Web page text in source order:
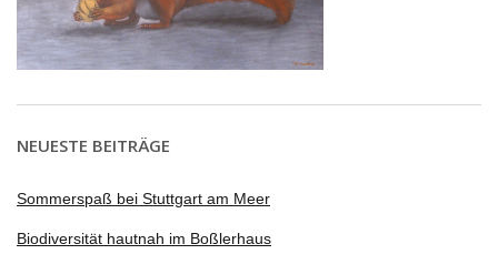
NEUESTE BEITRÄGE
Sommerspaß bei Stuttgart am Meer
Biodiversität hautnah im Boßlerhaus